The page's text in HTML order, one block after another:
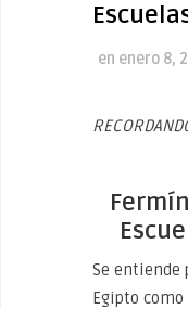
en enero 8,
Se entiende
Egipto